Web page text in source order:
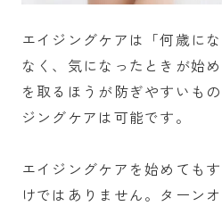
エイジングケアは「何歳に
なく、気になったときが始
を取るほうが防ぎやすいも
ジングケアは可能です。
エイジングケアを始めても
けではありません。ターン